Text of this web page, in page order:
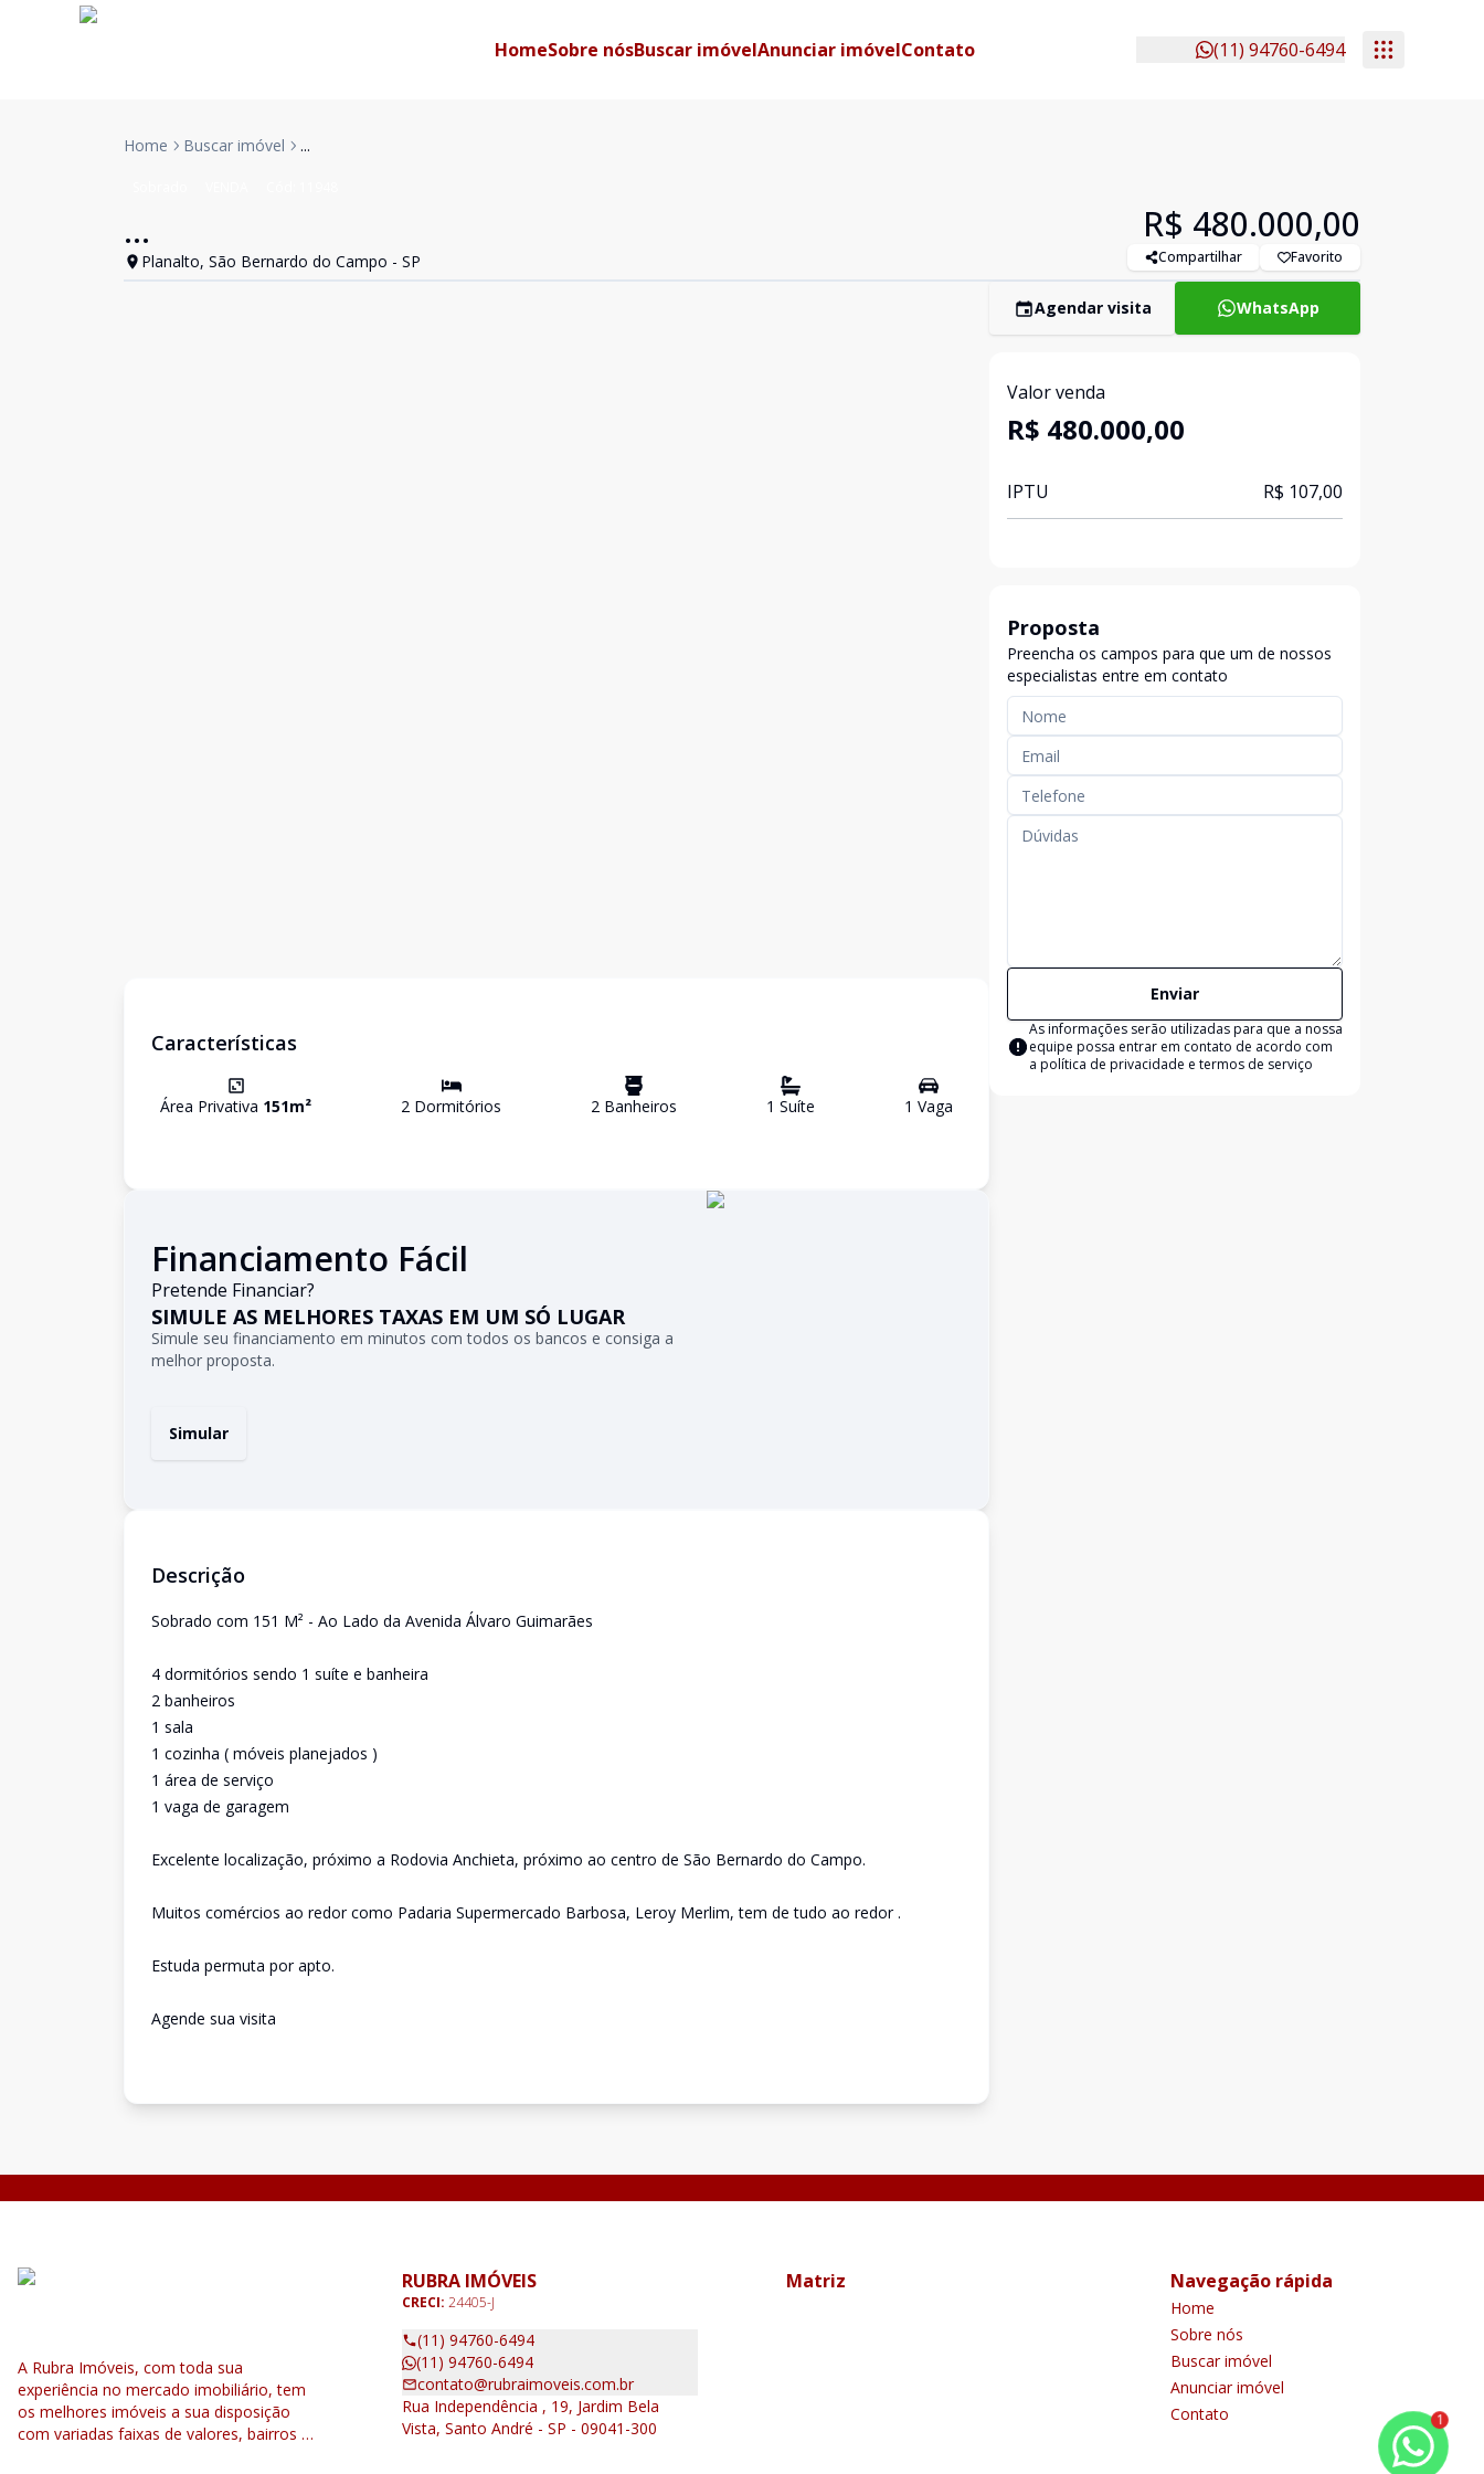
HomeSobre nósBuscar imóvelAnunciar imóvelContato (11) 94760-6494
Home Buscar imóvel ...
...
Planalto, São Bernardo do Campo - SP
R$ 480.000,00
Compartilhar Favorito
Características
Área Privativa 151m² 2 Dormitórios 2 Banheiros 1 Suíte 1 Vaga
Financiamento Fácil
Pretende Financiar?
SIMULE AS MELHORES TAXAS EM UM SÓ LUGAR
Simule seu financiamento em minutos com todos os bancos e consiga a
melhor proposta.
Simular
Descrição
Sobrado com 151 M² - Ao Lado da Avenida Álvaro Guimarães
4 dormitórios sendo 1 suíte e banheira
2 banheiros
1 sala
1 cozinha ( móveis planejados )
1 área de serviço
1 vaga de garagem
Excelente localização, próximo a Rodovia Anchieta, próximo ao centro de São Bernardo do Campo.
Muitos comércios ao redor como Padaria Supermercado Barbosa, Leroy Merlim, tem de tudo ao redor .
Estuda permuta por apto.
Agende sua visita
Agendar visita WhatsApp
Valor venda
R$ 480.000,00
IPTU R$ 107,00
Proposta
Preencha os campos para que um de nossos
especialistas entre em contato
Enviar
As informações serão utilizadas para que a nossa
equipe possa entrar em contato de acordo com
a política de privacidade e termos de serviço
A Rubra Imóveis, com toda sua
experiência no mercado imobiliário, tem
os melhores imóveis a sua disposição
com variadas faixas de valores, bairros e
RUBRA IMÓVEIS
CRECI: 24405-J
(11) 94760-6494
(11) 94760-6494
contato@rubraimoveis.com.br
Rua Independência , 19, Jardim Bela
Vista, Santo André - SP - 09041-300
Matriz Navegação rápida
Home
Sobre nós
Buscar imóvel
Anunciar imóvel
Contato
1